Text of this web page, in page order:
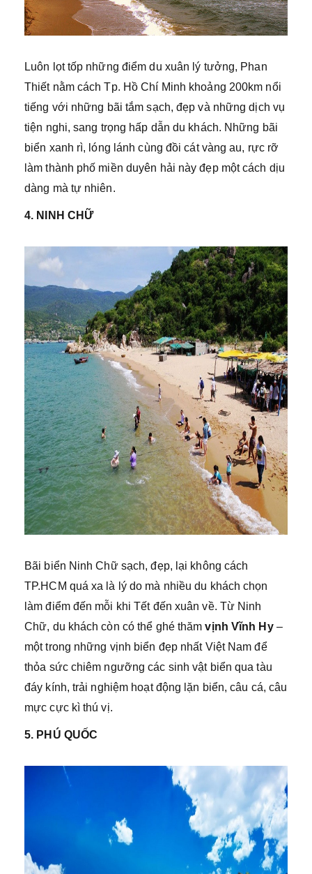
Luôn lọt tốp những điểm du xuân lý tưởng, Phan
Thiết nằm cách Tp. Hồ Chí Minh khoảng 200km nổi
tiếng với những bãi tắm sạch, đẹp và những dịch vụ
tiện nghi, sang trọng hấp dẫn du khách. Những bãi
biển xanh rì, lóng lánh cùng đồi cát vàng au, rực rỡ
làm thành phố miền duyên hải này đẹp một cách dịu
dàng mà tự nhiên.
4. NINH CHỮ
Bãi biển Ninh Chữ sạch, đẹp, lại không cách
TP.HCM quá xa là lý do mà nhiều du khách chọn
làm điểm đến mỗi khi Tết đến xuân về. Từ Ninh
Chữ, du khách còn có thể ghé thămvịnh Vĩnh Hy–
một trong những vịnh biển đẹp nhất Việt Nam để
thỏa sức chiêm ngưỡng các sinh vật biển qua tàu
đáy kính, trải nghiệm hoạt động lặn biển, câu cá, câu
mực cực kì thú vị.
5. PHÚ QUỐC